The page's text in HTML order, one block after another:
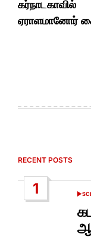
கர்நாடகாவில்
ஏராளமானோர்
RECENT POSTS
1